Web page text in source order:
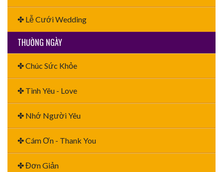
✤ Lễ Cưới Wedding
THƯỜNG NGÀY
✤ Chúc Sức Khỏe
✤ Tình Yêu - Love
✤ Nhớ Người Yêu
✤ Cám Ơn - Thank You
✤ Đơn Giản